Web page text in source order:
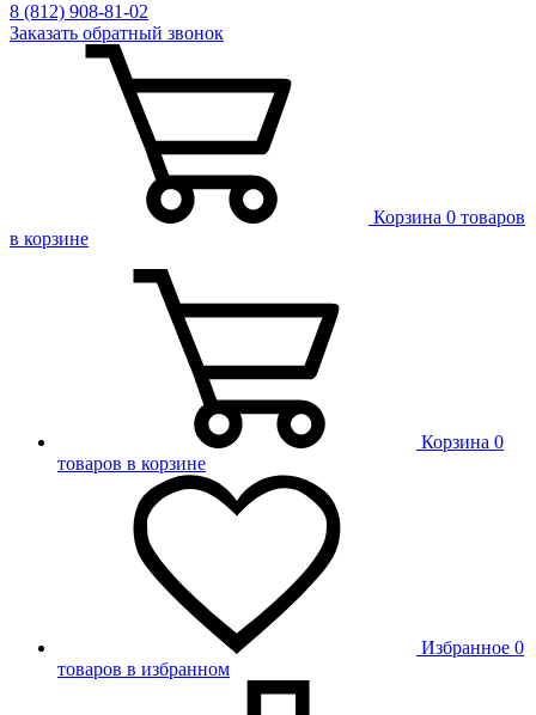
8 (812) 908-81-02
Заказать обратный звонок
Корзина 0 товаров
в корзине
Корзина 0
товаров в корзине
Избранное 0
товаров в избранном